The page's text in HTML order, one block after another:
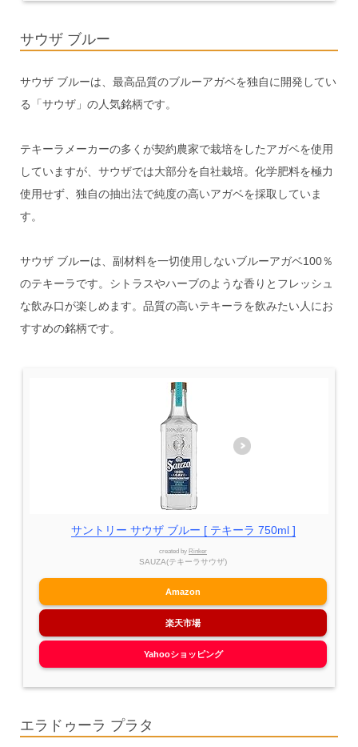
サウザ ブルー
サウザ ブルーは、最高品質のブルーアガベを独自に開発してい
る「サウザ」の人気銘柄です。
テキーラメーカーの多くが契約農家で栽培をしたアガベを使用
していますが、サウザでは大部分を自社栽培。化学肥料を極力
使用せず、独自の抽出法で純度の高いアガベを採取していま
す。
サウザ ブルーは、副材料を一切使用しないブルーアガベ100％
のテキーラです。シトラスやハーブのような香りとフレッシュ
な飲み口が楽しめます。品質の高いテキーラを飲みたい人にお
すすめの銘柄です。
サントリー サウザ ブルー [ テキーラ 750ml ]
created by Rinker
SAUZA(テキーラサウザ)
Amazon
楽天市場
Yahooショッピング
エラドゥーラ プラタ